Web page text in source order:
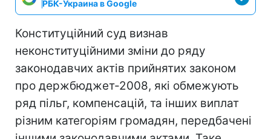
РБК-Украина в Google
Конституційний суд визнав
неконституційними зміни до ряду
законодавчих актів прийнятих законом
про держбюджет-2008, які обмежують
ряд пільг, компенсацій, та інших виплат
різним категоріям громадян, передбачені